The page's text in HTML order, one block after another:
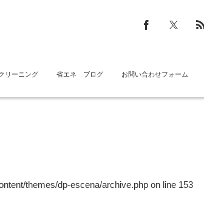
リーニング 省エネ ブログ お問い合わせフォーム
themes/dp-escena/archive.php on line 153